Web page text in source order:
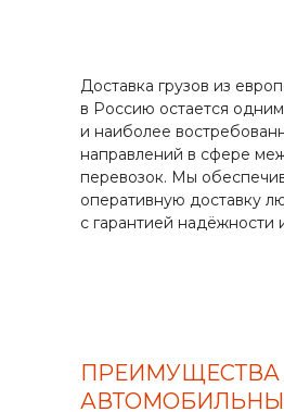
Доставка грузов из
в Россию остается
и наиболее
направлений в сфере
перевозок. Мы
оперативную доставку
с гарантией надёжности
ПРЕИМУЩЕСТВА